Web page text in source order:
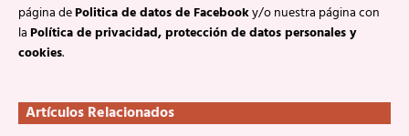
página dePolitica de datos de Facebooky/o nuestra página con
laPolítica de privacidad, protección de datos personales y
cookies.
Artículos Relacionados